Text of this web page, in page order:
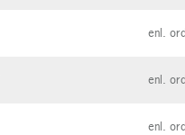
enl.
enl.
enl.